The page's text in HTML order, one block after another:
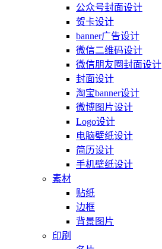
公众号封面设计
贺卡设计
banner广告设计
微信二维码设计
微信朋友圈封面设计
封面设计
淘宝banner设计
微博图片设计
Logo设计
电脑壁纸设计
简历设计
手机壁纸设计
素材
贴纸
边框
背景图片
印刷